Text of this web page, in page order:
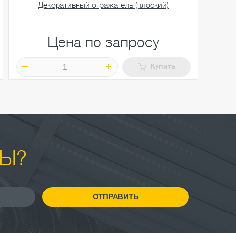
Декоративный отражатель (плоский)
Цена по запросу
Купить
ОТПРАВИТЬ